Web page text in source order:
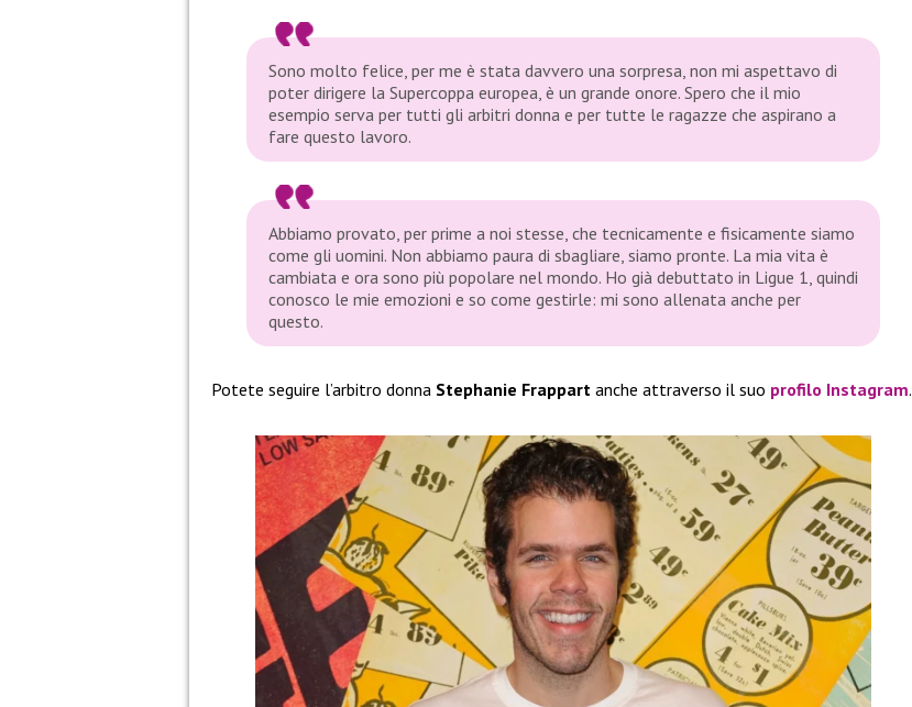
Sono molto felice, per me è stata davvero una sorpresa, non mi aspettavo di
poter dirigere la Supercoppa europea, è un grande onore. Spero che il mio
esempio serva per tutti gli arbitri donna e per tutte le ragazze che aspirano a
fare questo lavoro.
Abbiamo provato, per prime a noi stesse, che tecnicamente e fisicamente siamo
come gli uomini. Non abbiamo paura di sbagliare, siamo pronte. La mia vita è
cambiata e ora sono più popolare nel mondo. Ho già debuttato in Ligue 1, quindi
conosco le mie emozioni e so come gestirle: mi sono allenata anche per
questo.
Potete seguire l’arbitro donna Stephanie Frappart anche attraverso il suo profilo Instagram.